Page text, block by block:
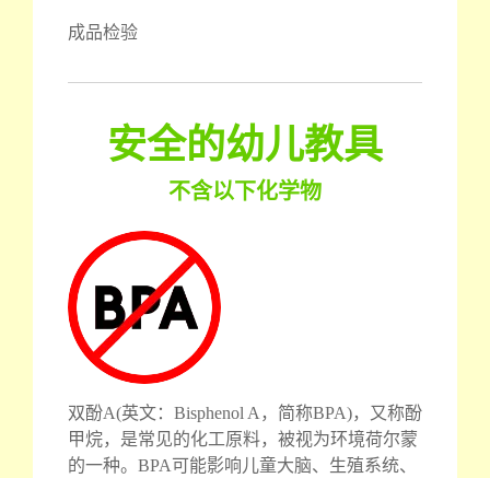
成品检验
安全的幼儿教具
不含以下化学物
双酚A(英文：Bisphenol A，简称BPA)，又称酚
甲烷，是常见的化工原料，被视为环境荷尔蒙
的一种。BPA可能影响儿童大脑、生殖系统、